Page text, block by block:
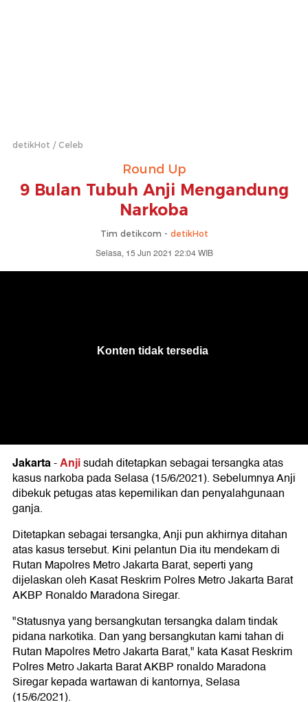
detikHot Celeb
Round Up
9 Bulan Tubuh Anji Mengandung
Narkoba
Tim detikcom - detikHot
Selasa, 15 Jun 2021 22:04 WIB
Jakarta-Anjisudah ditetapkan sebagai tersangka atas
kasus narkoba pada Selasa (15/6/2021). Sebelumnya Anji
dibekuk petugas atas kepemilikan dan penyalahgunaan
ganja.
Ditetapkan sebagai tersangka, Anji pun akhirnya ditahan
atas kasus tersebut. Kini pelantun Dia itu mendekam di
Rutan Mapolres Metro Jakarta Barat, seperti yang
dijelaskan oleh Kasat Reskrim Polres Metro Jakarta Barat
AKBP Ronaldo Maradona Siregar.
"Statusnya yang bersangkutan tersangka dalam tindak
pidana narkotika. Dan yang bersangkutan kami tahan di
Rutan Mapolres Metro Jakarta Barat," kata Kasat Reskrim
Polres Metro Jakarta Barat AKBP ronaldo Maradona
Siregar kepada wartawan di kantornya, Selasa
(15/6/2021).